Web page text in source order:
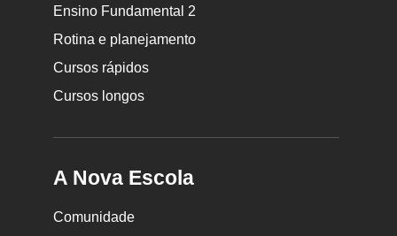
Ensino Fundamental 2
Rotina e planejamento
Cursos rápidos
Cursos longos
A Nova Escola
Comunidade